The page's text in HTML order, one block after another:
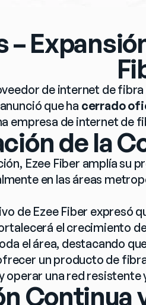
–
de internet de
que ha cerrado
empresa de internet de
de la
Ezee Fiber amplía su
en las áreas
de Ezee Fiber expresó
el crecimiento
el área, destacando
un producto de
operar una red resistente
Continua